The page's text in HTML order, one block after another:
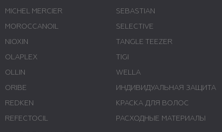
MICHEL MERCIER
MOROCCANOIL
NIOXIN
OLAPLEX
OLLIN
ORIBE
REDKEN
REFECTOCIL
SEBASTIAN
SELECTIVE
TANGLE TEEZER
TIGI
WELLA
ИНДИВИДУАЛЬНАЯ ЗАЩИТА
КРАСКА ДЛЯ ВОЛОС
РАСХОДНЫЕ МАТЕРИАЛЫ